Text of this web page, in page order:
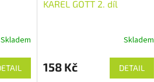
Skladem
KAREL GOTT 2. díl
Skladem
158 Kč DETAIL